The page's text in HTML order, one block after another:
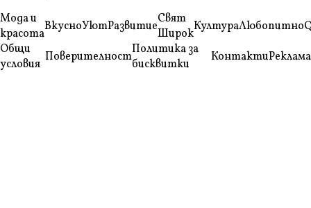
Мода и
красотаВкусноУютРазвитиеСвят
ШирокКултураЛюбопитно
Общи
условия ПоверителностПолитика за
бисквитки
КонтактиРеклама